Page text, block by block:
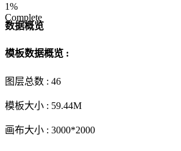
1%
Complete
数据概览
模板数据概览 :
图层总数 : 46
模板大小 : 59.44M
画布大小 : 3000*2000